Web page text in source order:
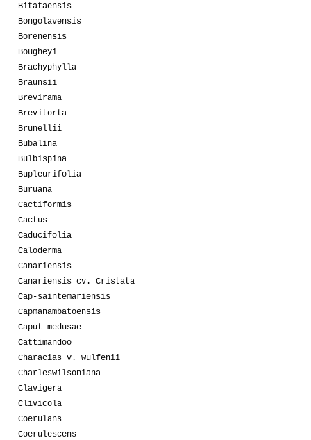
Bitataensis
Bongolavensis
Borenensis
Bougheyi
Brachyphylla
Braunsii
Brevirama
Brevitorta
Brunellii
Bubalina
Bulbispina
Bupleurifolia
Buruana
Cactiformis
Cactus
Caducifolia
Caloderma
Canariensis
Canariensis cv. Cristata
Cap-saintemariensis
Capmanambatoensis
Caput-medusae
Cattimandoo
Characias v. wulfenii
Charleswilsoniana
Clavigera
Clivicola
Coerulans
Coerulescens